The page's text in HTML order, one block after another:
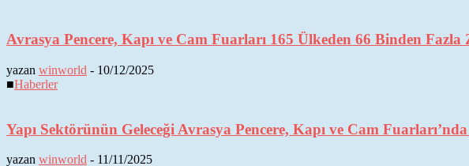
Avrasya Pencere, Kapı ve Cam Fuarları 165 Ülkeden 66 Binden Fazla
yazan winworld - 10/12/2025
■Haberler
Yapı Sektörünün Geleceği Avrasya Pencere, Kapı ve Cam
yazan winworld - 11/11/2025